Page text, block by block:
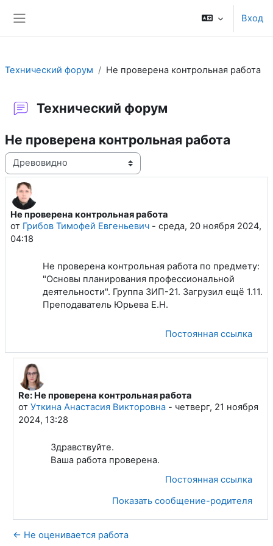
Вход
Технический форум Не проверена контрольная работа
Технический форум
Не проверена контрольная работа
Режим отображения
Не проверена контрольная работа
от Грибов Тимофей Евгеньевич - среда, 20 ноября 2024,
04:18
Количество ответов: 1
Не проверена контрольная работа по предмету:
"Основы планирования профессиональной
деятельности". Группа ЗИП-21. Загрузил ещё 1.11.
Преподаватель Юрьева Е.Н.
Постоянная ссылка
В ответ на Грибов Тимофей Евгеньевич
Re: Не проверена контрольная работа
от Уткина Анастасия Викторовна- четверг, 21 ноября
2024, 13:28
Здравствуйте.
Ваша работа проверена.
Постоянная ссылка
Показать сообщение-родителя
← Не оценивается работа